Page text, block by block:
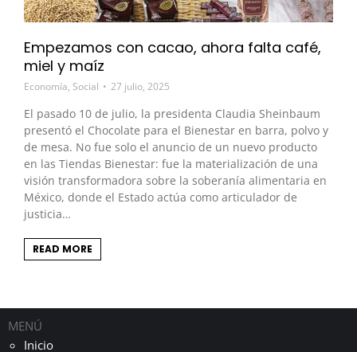
Empezamos con cacao, ahora falta café,
miel y maíz
Economía, Social 27 julio, 2025
El pasado 10 de julio, la presidenta Claudia Sheinbaum
presentó el Chocolate para el Bienestar en barra, polvo y
de mesa. No fue solo el anuncio de un nuevo producto
en las Tiendas Bienestar: fue la materialización de una
visión transformadora sobre la soberanía alimentaria en
México, donde el Estado actúa como articulador de
justicia…
READ MORE
MENÚ
Inicio